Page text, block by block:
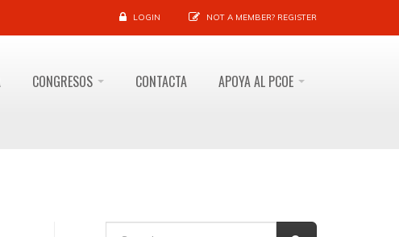
LOGIN NOT A MEMBER? REGISTER
CONGRESOS CONTACTA APOYA AL PCOE